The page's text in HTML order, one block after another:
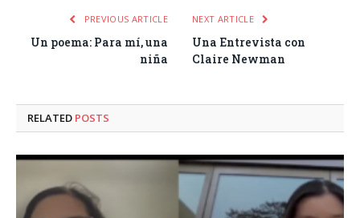
PREVIOUS ARTICLE
Un poema: Para mí, una
niña
NEXT ARTICLE
Una Entrevista con
Claire Newman
RELATED POSTS